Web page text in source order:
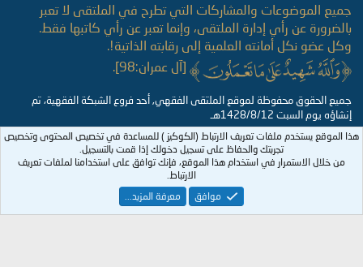
جميع الموضوعات والمشاركات التي تطرح في الملتقى لا تعبر
بالضرورة عن رأي إدارة الملتقى، وإنما تعبر عن رأي كاتبها فقط.
وكل عضو نكل أمانته العلمية إلى رقابته الذاتية!.
[آل عمران:98].
جميع الحقوق محفوظة لموقع الملتقى الفقهي, أحد فروع الشبكة الفقهية، تم
إنشاؤه يوم السبت 1428/8/12هـ
هذا الموقع يستخدم ملفات تعريف الارتباط (الكوكيز ) للمساعدة في تخصيص المحتوى وتخصيص
تجربتك والحفاظ على تسجيل دخولك إذا قمت بالتسجيل.
من خلال الاستمرار في استخدام هذا الموقع، فإنك توافق على استخدامنا لملفات تعريف
الارتباط.
موافق
معرفة المزيد...